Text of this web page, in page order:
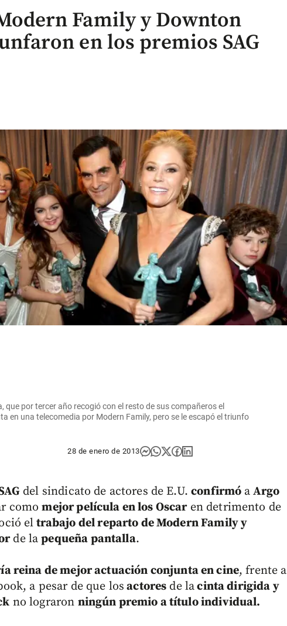
Family y Downton
en los premios SAG
que por tercer año recogió con el resto de sus compañeros el
en una telecomedia por Modern Family, pero se le escapó el triunfo
28 de enero de 2013
del sindicato de actores de E.U.confirmó a Argo
comomejor película en los Oscaren detrimento de
el trabajo del reparto de Modern Family y
de lapequeña pantalla.
reina de mejor actuación conjunta en cine, frente a
a pesar de que los actores de lacinta dirigida y
no lograron ningún premio a título individual.